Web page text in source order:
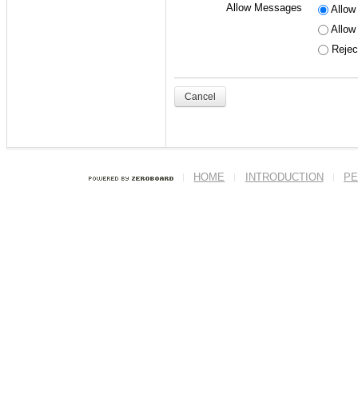
' 수
이름에도 본인의
Allow Messages
Allow
Cancel
HOME INTRODUCTION